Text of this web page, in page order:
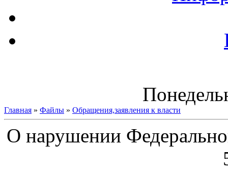
Главная » Файлы » Обращения,заявления к власти
О нарушении